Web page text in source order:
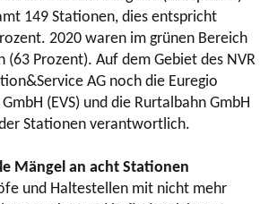
149 Stationen, dies entspricht
2020 waren im grünen Bereich
(63 Prozent). Auf dem Gebiet des NVR
AG noch die Euregio
(EVS) und die Rurtalbahn GmbH
Stationen verantwortlich.
Mängel an acht Stationen
und Haltestellen mit nicht mehr